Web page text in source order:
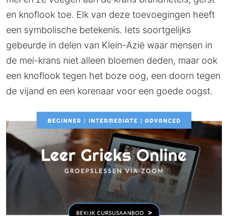
en knoflook toe. Elk van deze toevoegingen heeft
een symbolische betekenis. Iets soortgelijks
gebeurde in delen van Klein-Azië waar mensen in
de mei-krans niet alleen bloemen deden, maar ook
een knoflook tegen het boze oog, een doorn tegen
de vijand en een korenaar voor een goede oogst.